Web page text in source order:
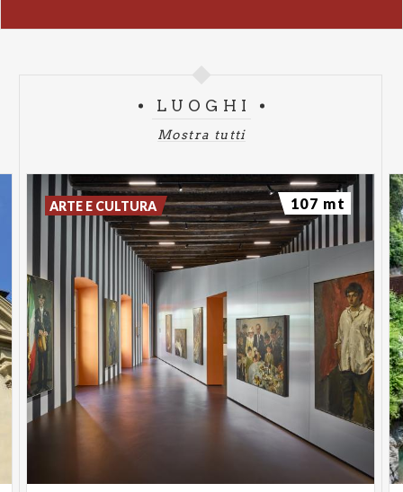
LUOGHI
Mostra tutti
ARTE E CULTURA 107 mt